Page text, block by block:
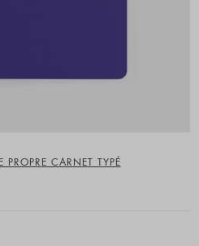
PROPRE CARNET TYPÉ